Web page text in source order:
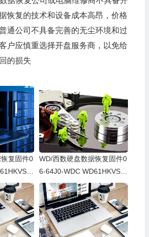
恢复的技术和设备成本高昂，价格
通公司不具备完善的无尘环境和过
户应慎重选择开盘服务商，以免给
的损失
复固件0
7
WD-WX
27
WD/西数硬盘数据恢复固件0
6-64J0-WDC WD61HKVS-7
8AUSY0-80-00A80-WD-WX
22D2143CAS-00060064-27
00